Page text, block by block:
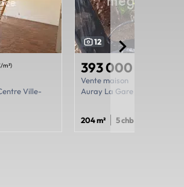
m²)
Ville-
12
393 000 €
Vente maison
Auray La Gare 56
204 m² 5 chb